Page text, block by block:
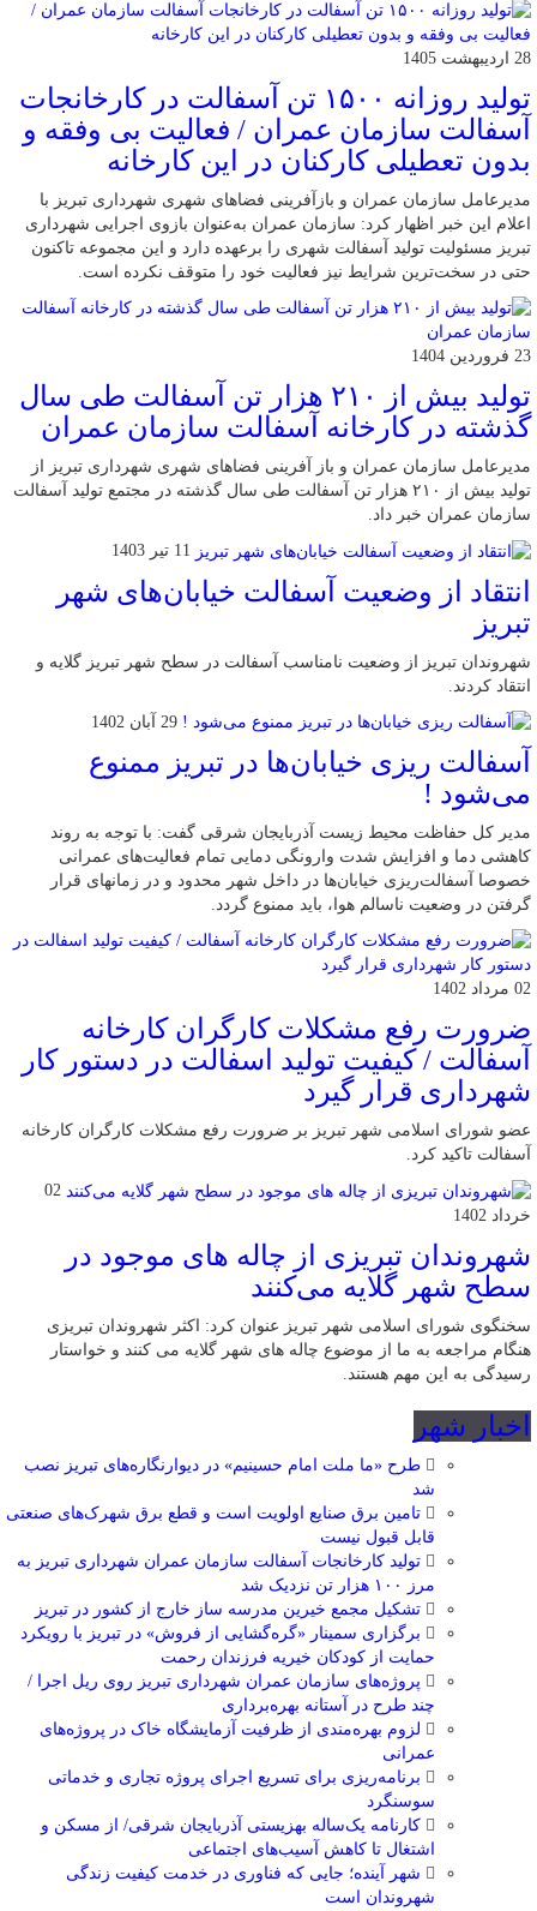
28 اردیبهشت 1405
تولید روزانه ۱۵۰۰ تن آسفالت در کارخانجات
آسفالت سازمان عمران / فعالیت بی وفقه و
بدون تعطیلی کارکنان در این کارخانه
مدیرعامل سازمان عمران و بازآفرینی فضاهای شهری شهرداری تبریز با
اعلام این خبر اظهار کرد: سازمان عمران به‌عنوان بازوی اجرایی شهرداری
تبریز مسئولیت تولید آسفالت شهری را برعهده دارد و این مجموعه تاکنون
حتی در سخت‌ترین شرایط نیز فعالیت خود را متوقف نکرده است.
23 فروردین 1404
تولید بیش از ۲۱۰ هزار تن آسفالت طی سال
گذشته در کارخانه آسفالت سازمان عمران
مدیرعامل سازمان عمران و باز آفرینی فضاهای شهری شهرداری تبریز از
تولید بیش از ۲۱۰ هزار تن آسفالت طی سال گذشته در مجتمع تولید آسفالت
سازمان عمران خبر داد.
11 تیر 1403
انتقاد از وضعیت آسفالت خیابان‌های شهر
تبریز
شهروندان تبریز از وضعیت نامناسب آسفالت در سطح شهر تبریز گلایه و
انتقاد کردند.
29 آبان 1402
آسفالت‌ ریزی خیابان‌ها در تبریز ممنوع
می‌شود !
مدیر کل حفاظت محیط زیست آذربایجان شرقی گفت: با توجه به روند
کاهشی دما و افزایش شدت وارونگی دمایی تمام فعالیت‌های عمرانی
خصوصا آسفالت‌ریزی خیابان‌ها در داخل شهر محدود و در زمانهای قرار
گرفتن در وضعیت ناسالم هوا، باید ممنوع گردد.
02 مرداد 1402
ضرورت رفع مشکلات کارگران کارخانه
آسفالت / کیفیت تولید اسفالت در دستور کار
شهرداری قرار گیرد
عضو شورای اسلامی شهر تبریز بر ضرورت رفع مشکلات کارگران کارخانه
آسفالت تاکید کرد.
02
خرداد 1402
شهروندان تبریزی از چاله های موجود در
سطح شهر گلایه می‌کنند
سخنگوی شورای اسلامی شهر تبریز عنوان کرد: اکثر شهروندان تبریزی
هنگام مراجعه به ما از موضوع چاله های شهر گلایه می کنند و خواستار
رسیدگی به این مهم هستند.
اخبار شهر
طرح «ما ملت امام حسینیم» در دیوارنگاره‌های تبریز نصب
شد
تامین برق صنایع اولویت است و قطع برق شهرک‌های صنعتی
قابل قبول نیست
تولید کارخانجات آسفالت سازمان عمران شهرداری تبریز به
مرز ۱۰۰ هزار تن نزدیک شد
تشکیل مجمع خیرین مدرسه ‌ساز خارج از کشور در تبریز
برگزاری سمینار «گره‌گشایی از فروش» در تبریز با رویکرد
حمایت از کودکان خیریه فرزندان رحمت
پروژه‌های سازمان عمران شهرداری تبریز روی ریل اجرا /
چند طرح در آستانه بهره‌برداری
لزوم بهره‌مندی از ظرفیت آزمایشگاه خاک در پروژه‌های
عمرانی
برنامه‌ریزی برای تسریع اجرای پروژه تجاری و خدماتی
سوسنگرد
کارنامه یک‌ساله بهزیستی آذربایجان شرقی/ از مسکن و
اشتغال تا کاهش آسیب‌های اجتماعی
شهر آینده؛ جایی که فناوری در خدمت کیفیت زندگی
شهروندان است